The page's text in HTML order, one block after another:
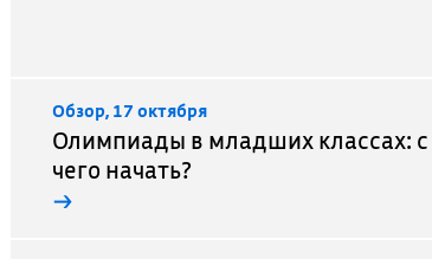
Обзор, 17 октября
Олимпиады в младших классах: с
чего начать?
→